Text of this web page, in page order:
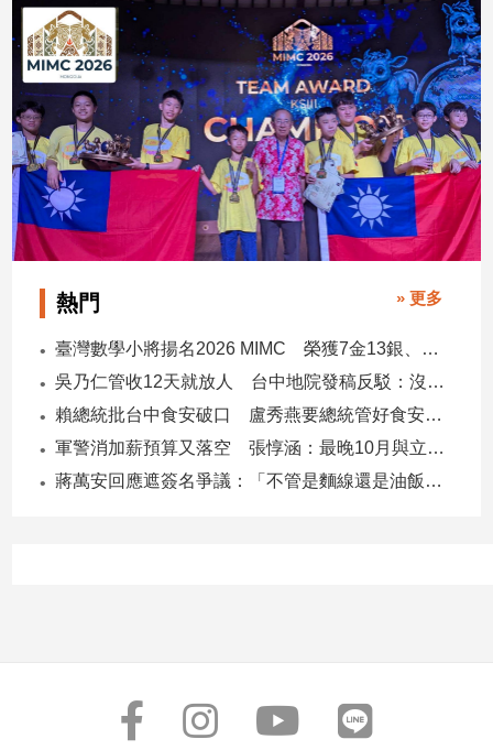
食
星
座/
命
理
消
費
健
康/
親
情
藝
術
文
創
2026/07/20
熱門 » 更多
臺灣數學小將揚名2026 MIMC​ 榮獲7金13銀、13銅1佳作
吳乃仁管收12天就放人 台中地院發稿反駁：沒有司法雙標
賴總統批台中食安破口 盧秀燕要總統管好食安 蔣萬安搬2014「食安即國安」打臉
軍警消加薪預算又落空 張惇涵：最晚10月與立法院溝通
蔣萬安回應遮簽名爭議：「不管是麵線還是油飯，我都很喜歡」